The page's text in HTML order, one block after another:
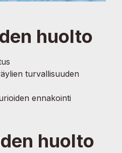
huolto
turvallisuuden
ennakointi
huolto